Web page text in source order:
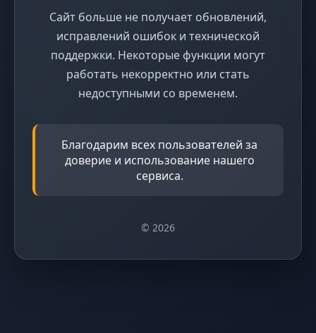
Сайт больше не получает обновлений,
исправлений ошибок и технической
поддержки. Некоторые функции могут
работать некорректно или стать
недоступными со временем.
Благодарим всех пользователей за
доверие и использование нашего
сервиса.
© 2026